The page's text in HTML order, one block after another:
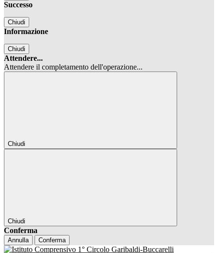
Successo
Chiudi
Informazione
Chiudi
Attendere...
Attendere il completamento dell'operazione...
Chiudi
Chiudi
Conferma
Annulla Conferma